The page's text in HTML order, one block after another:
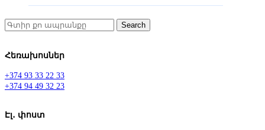
Search
Հեռախոսներ
+374 93 33 22 33
+374 94 49 32 23
Էլ․ փոստ